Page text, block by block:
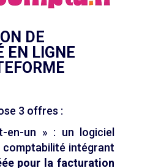
DE
EN LIGNE
3 offres :
un » : un logiciel
intégrant
pour la facturation